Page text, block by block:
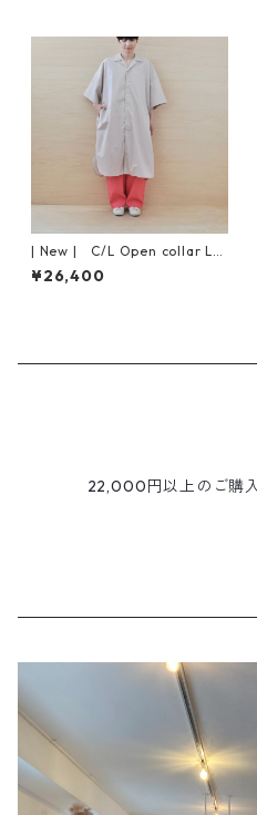
| New | C/L Open collar Lo
ng Shirt S/S | Grayish Pink
¥26,400
22,000円以上のご購